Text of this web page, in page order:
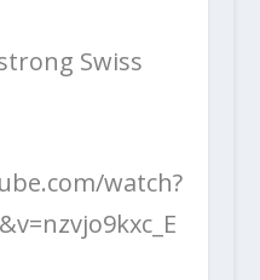
Swiss
watch?